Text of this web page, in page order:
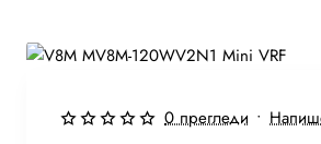
0 прегледи •